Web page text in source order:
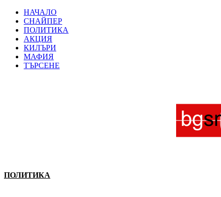
НАЧАЛО
СНАЙПЕР
ПОЛИТИКА
АКЦИЯ
КИЛЪРИ
МАФИЯ
ТЪРСЕНЕ
ПОЛИТИКА